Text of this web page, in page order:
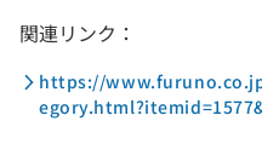
関連リンク：
https://